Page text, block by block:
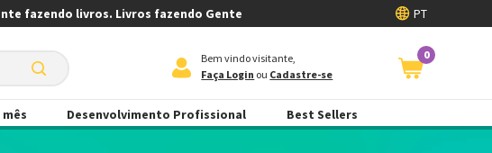
fazendo livros. Livros fazendo Gente PT
Bem vindo visitante,
Faça Login ou Cadastre-se
0
Desenvolvimento Profissional Best Sellers